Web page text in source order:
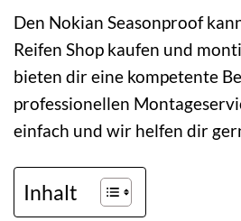
Den Nokian Seasonproof
Reifen Shop kaufen und
bieten dir eine kompetente
professionellen
einfach und wir helfen dir
Inhalt